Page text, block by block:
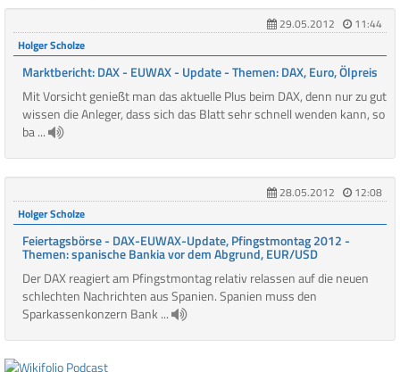
29.05.2012
11:44
Holger Scholze
Marktbericht: DAX - EUWAX - Update - Themen: DAX, Euro, Ölpreis
Mit Vorsicht genießt man das aktuelle Plus beim DAX, denn nur zu gut
wissen die Anleger, dass sich das Blatt sehr schnell wenden kann, so
ba ...
28.05.2012
12:08
Holger Scholze
Feiertagsbörse - DAX-EUWAX-Update, Pfingstmontag 2012 -
Themen: spanische Bankia vor dem Abgrund, EUR/USD
Der DAX reagiert am Pfingstmontag relativ relassen auf die neuen
schlechten Nachrichten aus Spanien. Spanien muss den
Sparkassenkonzern Bank ...